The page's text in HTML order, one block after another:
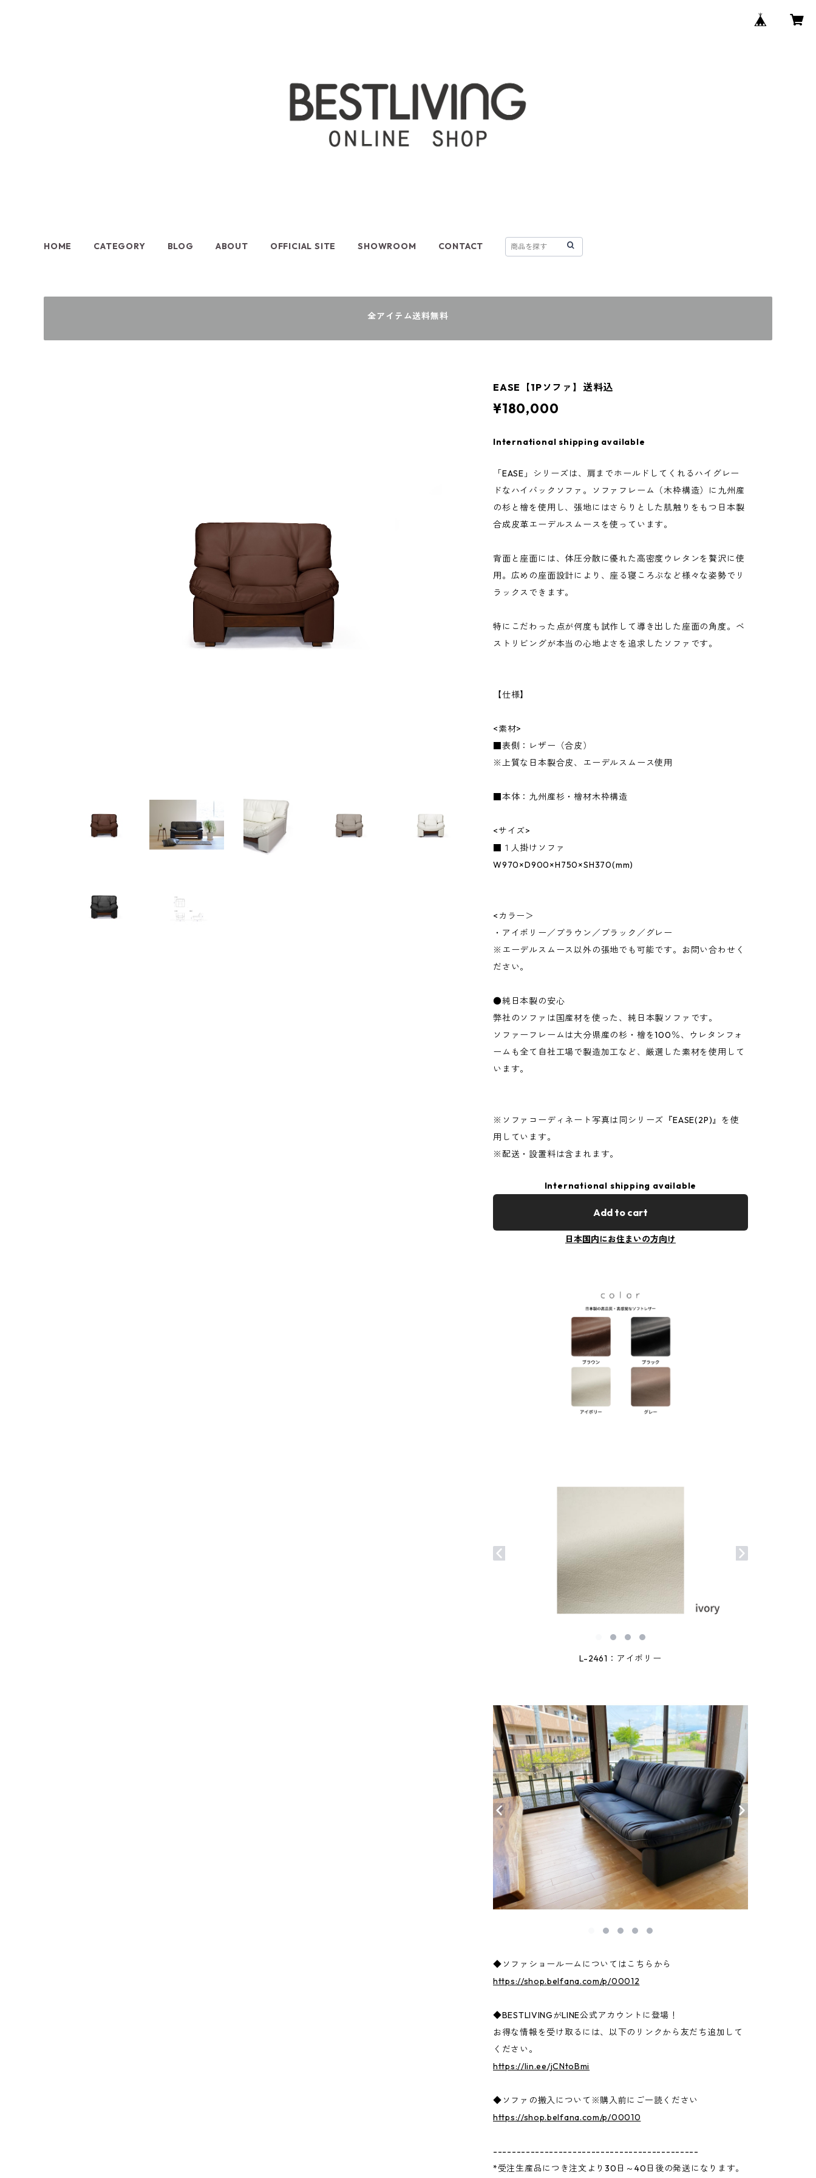
HOME CATEGORY BLOG ABOUT OFFICIAL SITE SHOWROOM CONTACT
全アイテム送料無料
EASE【1Pソファ】送料込
¥180,000
International shipping available
「EASE」シリーズは、肩までホールドしてくれるハイグレー
ドなハイバックソファ。ソファフレーム（木枠構造）に九州産
の杉と檜を使用し、張地にはさらりとした肌触りをもつ日本製
合成皮革エーデルスムースを使っています。
背面と座面には、体圧分散に優れた高密度ウレタンを贅沢に使
用。広めの座面設計により、座る寝ころぶなど様々な姿勢でリ
ラックスできます。
特にこだわった点が何度も試作して導き出した座面の角度。ベ
ストリビングが本当の心地よさを追求したソファです。
【仕様】
<素材>
■表側：レザー（合皮）
※上質な日本製合皮、エーデルスムース使用
■本体：九州産杉・檜材木枠構造
<サイズ>
■１人掛けソファ
W970×D900×H750×SH370(mm)
<カラー＞
・アイボリー／ブラウン／ブラック／グレー
※エーデルスムース以外の張地でも可能です。お問い合わせく
ださい。
●純日本製の安心
弊社のソファは国産材を使った、純日本製ソファです。
ソファーフレームは大分県産の杉・檜を100％、ウレタンフォ
ームも全て自社工場で製造加工など、厳選した素材を使用して
います。
※ソファコーディネート写真は同シリーズ『EASE(2P)』を使
用しています。
※配送・設置料は含まれます。
International shipping available
Add to cart
日本国内にお住まいの方向け
L-2461：アイボリー
◆ソファショールームについてはこちらから
https://shop.belfana.com/p/00012
◆BESTLIVINGがLINE公式アカウントに登場！
お得な情報を受け取るには、以下のリンクから友だち追加して
ください。
https://lin.ee/jCNtoBmi
◆ソファの搬入について※購入前にご一読ください
https://shop.belfana.com/p/00010
--------------------------------------------
*受注生産品につき注文より30日～40日後の発送になります。